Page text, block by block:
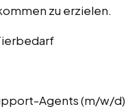
zu erzielen.
Agents (m/w/d)